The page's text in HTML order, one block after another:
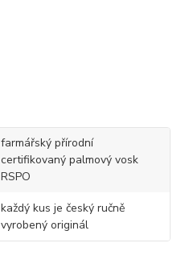
farmářský přírodní
certifikovaný palmový vosk
RSPO
každý kus je český ručně
vyrobený originál